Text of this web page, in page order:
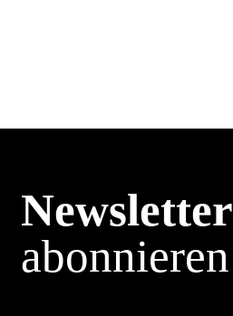
Newsletter
abonnieren